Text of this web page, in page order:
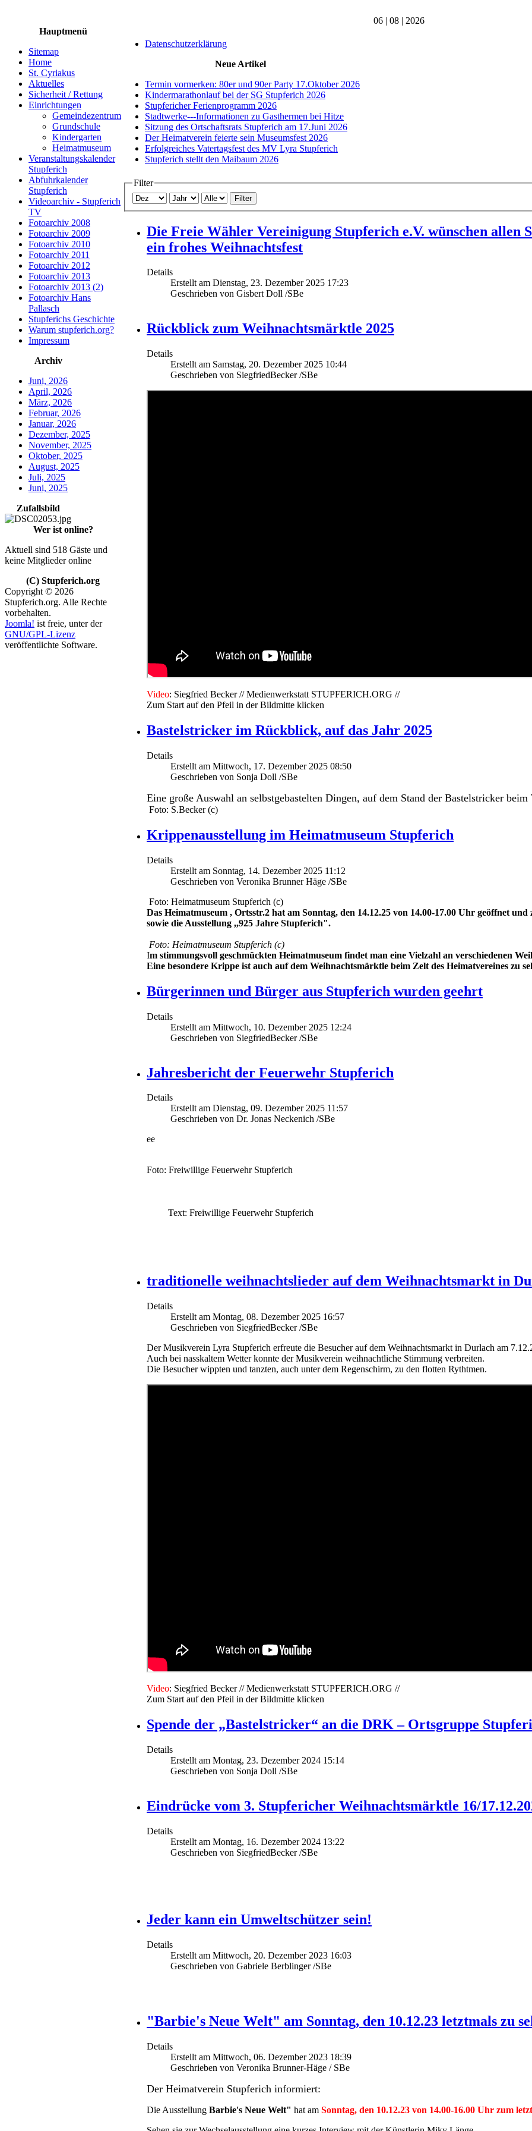
06 | 08 | 2026
Hauptmenü
Sitemap
Home
St. Cyriakus
Aktuelles
Sicherheit / Rettung
Einrichtungen
Gemeindezentrum
Grundschule
Kindergarten
Heimatmuseum
Veranstaltungskalender
Stupferich
Abfuhrkalender
Stupferich
Videoarchiv - Stupferich
TV
Fotoarchiv 2008
Fotoarchiv 2009
Fotoarchiv 2010
Fotoarchiv 2011
Fotoarchiv 2012
Fotoarchiv 2013
Fotoarchiv 2013 (2)
Fotoarchiv Hans
Pallasch
Stupferichs Geschichte
Warum stupferich.org?
Impressum
Archiv
Juni, 2026
April, 2026
März, 2026
Februar, 2026
Januar, 2026
Dezember, 2025
November, 2025
Oktober, 2025
August, 2025
Juli, 2025
Juni, 2025
Zufallsbild
Wer ist online?
Aktuell sind 518 Gäste und
keine Mitglieder online
(C) Stupferich.org
Copyright © 2026
Stupferich.org. Alle Rechte
vorbehalten.
Joomla! ist freie, unter der
GNU/GPL-Lizenz
veröffentlichte Software.
Datenschutzerklärung
Neue Artikel
Termin vormerken: 80er und 90er Party 17.Oktober 2026
Kindermarathonlauf bei der SG Stupferich 2026
Stupfericher Ferienprogramm 2026
Stadtwerke---Informationen zu Gasthermen bei Hitze
Sitzung des Ortschaftsrats Stupferich am 17.Juni 2026
Der Heimatverein feierte sein Museumsfest 2026
Erfolgreiches Vatertagsfest des MV Lyra Stupferich
Stupferich stellt den Maibaum 2026
Filter
Filter
Die Freie Wähler Vereinigung Stupferich e.V. wünschen
ein frohes Weihnachtsfest
Details
Erstellt am Dienstag, 23. Dezember 2025 17:23
Geschrieben von Gisbert Doll /SBe
Rückblick zum Weihnachtsmärktle 2025
Details
Erstellt am Samstag, 20. Dezember 2025 10:44
Geschrieben von SiegfriedBecker /SBe
Video: Siegfried Becker // Medienwerkstatt STUPFERICH.ORG //
Zum Start auf den Pfeil in der Bildmitte klicken
Bastelstricker im Rückblick, auf das Jahr 2025
Details
Erstellt am Mittwoch, 17. Dezember 2025 08:50
Geschrieben von Sonja Doll /SBe
Eine große Auswahl an selbstgebastelten Dingen, auf dem Stand der Bastelstricker
Foto: S.Becker (c)
Krippenausstellung im Heimatmuseum Stupferich
Details
Erstellt am Sonntag, 14. Dezember 2025 11:12
Geschrieben von Veronika Brunner Häge /SBe
Foto: Heimatmuseum Stupferich (c)
Das Heimatmuseum , Ortsstr.2 hat am Sonntag, den 14.12.25 von 14.00-17.00 Uhr geöffnet und
sowie die Ausstellung ,,925 Jahre Stupferich".
Foto: Heimatmuseum Stupferich (c)
Im stimmungsvoll geschmückten Heimatmuseum findet man eine Vielzahl an verschiedenen
Eine besondere Krippe ist auch auf dem Weihnachtsmärktle beim Zelt des Heimatvereines zu
Bürgerinnen und Bürger aus Stupferich wurden geehrt
Details
Erstellt am Mittwoch, 10. Dezember 2025 12:24
Geschrieben von SiegfriedBecker /SBe
Jahresbericht der Feuerwehr Stupferich
Details
Erstellt am Dienstag, 09. Dezember 2025 11:57
Geschrieben von Dr. Jonas Neckenich /SBe
ee
Foto: Freiwillige Feuerwehr Stupferich
Text: Freiwillige Feuerwehr Stupferich
traditionelle weihnachtslieder auf dem Weihnachtsmarkt in
Details
Erstellt am Montag, 08. Dezember 2025 16:57
Geschrieben von SiegfriedBecker /SBe
Der Musikverein Lyra Stupferich erfreute die Besucher auf dem Weihnachtsmarkt in Durlach am
Auch bei nasskaltem Wetter konnte der Musikverein weihnachtliche Stimmung verbreiten.
Die Besucher wippten und tanzten, auch unter dem Regenschirm, zu den flotten Rythtmen.
Video: Siegfried Becker // Medienwerkstatt STUPFERICH.ORG //
Zum Start auf den Pfeil in der Bildmitte klicken
Spende der „Bastelstricker“ an die DRK – Ortsgruppe
Details
Erstellt am Montag, 23. Dezember 2024 15:14
Geschrieben von Sonja Doll /SBe
Eindrücke vom 3. Stupfericher Weihnachtsmärktle 16/
Details
Erstellt am Montag, 16. Dezember 2024 13:22
Geschrieben von SiegfriedBecker /SBe
Jeder kann ein Umweltschützer sein!
Details
Erstellt am Mittwoch, 20. Dezember 2023 16:03
Geschrieben von Gabriele Berblinger /SBe
"Barbie's Neue Welt" am Sonntag, den 10.12.23 letztmals zu
Details
Erstellt am Mittwoch, 06. Dezember 2023 18:39
Geschrieben von Veronika Brunner-Häge / SBe
Der Heimatverein Stupferich informiert:
Die Ausstellung Barbie's Neue Welt" hat am Sonntag, den 10.12.23 von 14.00-16.00 Uhr zum